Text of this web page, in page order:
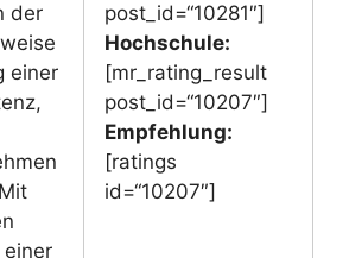
der
einer
post_id=“10281″]
Hochschule:
[mr_rating_result
post_id=“10207″]
Empfehlung:
[ratings
id=“10207″]